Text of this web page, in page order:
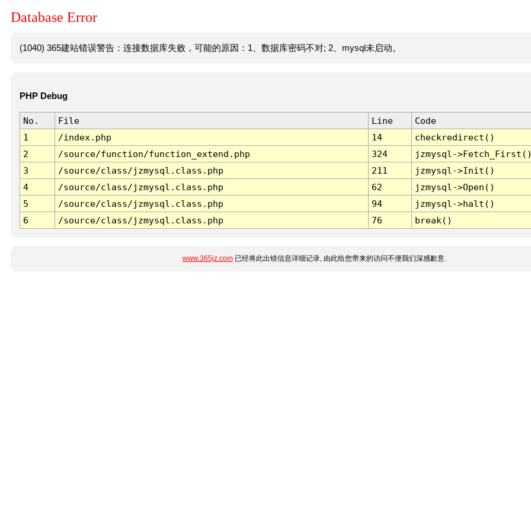
Database Error
(1040) 365建站错误警告：连接数据库失败，可能的原因：1、数据库密码不对; 2、mysql未启动。
PHP Debug
No. File Line
Code
1
/index.php 14
checkredirect()
2
/source/function/function_extend.php 324
jzmysql-
3
/source/class/jzmysql.class.php 211
jzmysql->Init()
4
/source/class/jzmysql.class.php 62
jzmysql->Open()
5
/source/class/jzmysql.class.php 94
jzmysql->halt()
6
/source/class/jzmysql.class.php 76 break()
www.365jz.com已经将此出错信息详细记录, 由此给您带来的访问不便我们深感歉意.